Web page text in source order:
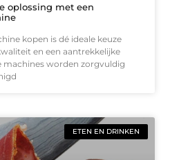
oplossing met een
kopen is dé ideale keuze
en een aantrekkelijke
machines worden zorgvuldig
ETEN EN DRINKEN